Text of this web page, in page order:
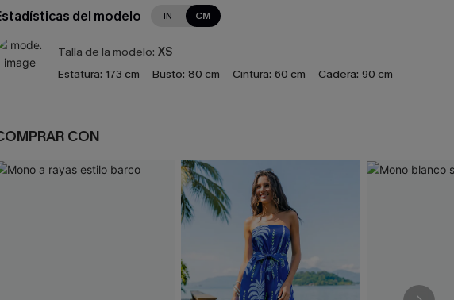
del modelo IN CM
Talla de la modelo: XS
Estatura: 173 cm Busto: 80 cm Cintura: 60 cm Cadera: 90 cm
CON